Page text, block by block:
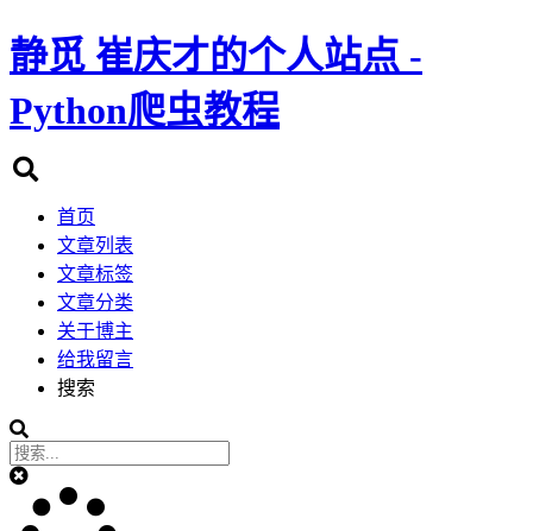
静觅 崔庆才的个人站点 -
Python爬虫教程
首页
文章列表
文章标签
文章分类
关于博主
给我留言
搜索